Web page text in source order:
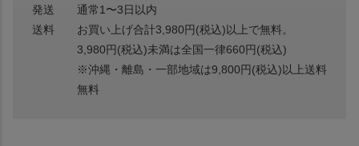
発送
通常1〜3日以内
送料
お買い上げ合計3,980円(税込)以上で無料。
3,980円(税込)未満は全国一律660円(税込)
※沖縄・離島・一部地域は9,800円(税込)以上送料
無料